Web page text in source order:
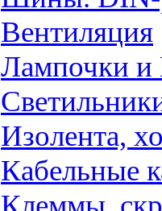
Вентиляция
Лампочки и
Изолента,
Кабельные